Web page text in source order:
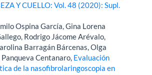
Y CUELLO: Vol. 48 (2020): Supl.
Ospina García, Gina Lorena
Rodrigo Jácome Arévalo,
Barragán Bárcenas, Olga
Centanaro, Evaluación
de la nasofibrolaringoscopia en